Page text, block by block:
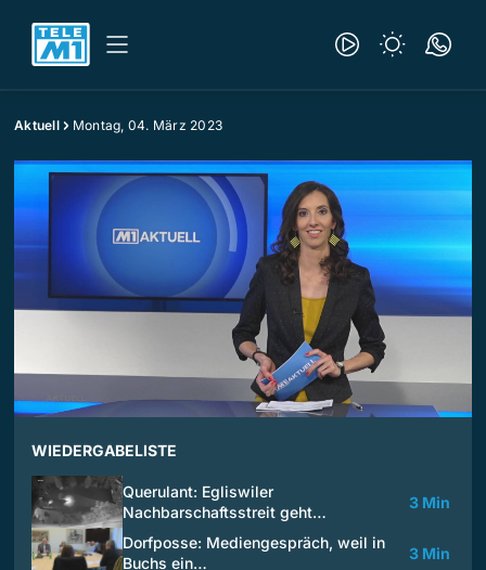
Aktuell Montag, 04. März 2023
WIEDERGABELISTE
Querulant: Egliswiler
Nachbarschaftsstreit geht…
3 Min
Dorfposse: Mediengespräch, weil in
Buchs ein…
3 Min